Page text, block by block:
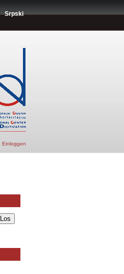
Srpski
Einloggen